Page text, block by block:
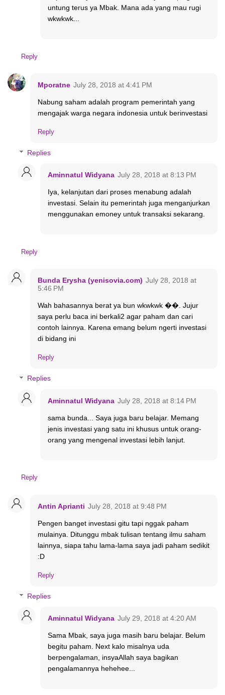
untung terus ya Mbak. Mana ada yang mau rugi
wkwkwk...
Reply
Mporatne July 28, 2018 at 4:41 PM
Nabung saham adalah program pemerintah yang
mengajak warga negara indonesia untuk berinvestasi
Reply
Replies
Aminnatul Widyana July 28, 2018 at 8:13 PM
Iya, kelanjutan dari proses menabung adalah
investasi. Selain itu pemerintah juga menganjurkan
menggunakan emoney untuk transaksi sekarang.
Reply
Bunda Erysha (yenisovia.com) July 28, 2018 at
5:46 PM
Wah bahasannya berat ya bun wkwkwk ��. Jujur
saya perlu baca ini berkali2 agar paham dan cari
contoh lainnya. Karena emang belum ngerti investasi
di bidang ini
Reply
Replies
Aminnatul Widyana July 28, 2018 at 8:14 PM
sama bunda... Saya juga baru belajar. Memang
jenis investasi yang satu ini khusus untuk orang-
orang yang mengenal investasi lebih lanjut.
Reply
Antin Aprianti July 28, 2018 at 9:48 PM
Pengen banget investasi gitu tapi nggak paham
mulainya. Ditunggu mbak tulisan tentang ilmu saham
lainnya, siapa tahu lama-lama saya jadi paham sedikit
:D
Reply
Replies
Aminnatul Widyana July 29, 2018 at 4:20 AM
Sama Mbak, saya juga masih baru belajar. Belum
begitu paham. Next kalo misalnya uda
berpengalaman, insyaAllah saya bagikan
pengalamannya hehehee...